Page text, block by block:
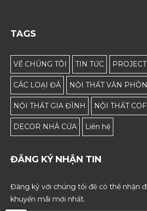
TAGS
VỀ CHÚNG TÔI TIN TỨC
CÁC LOẠI ĐÁ NỘI THẤT VĂN
NỘI THẤT GIA ĐÌNH NỘI THẤT
DECOR NHÀ CỬA Liên hệ
ĐĂNG KÝ NHẬN TIN
Đăng ký với chúng tôi để có thể nhận
khuyến mãi mới nhất.